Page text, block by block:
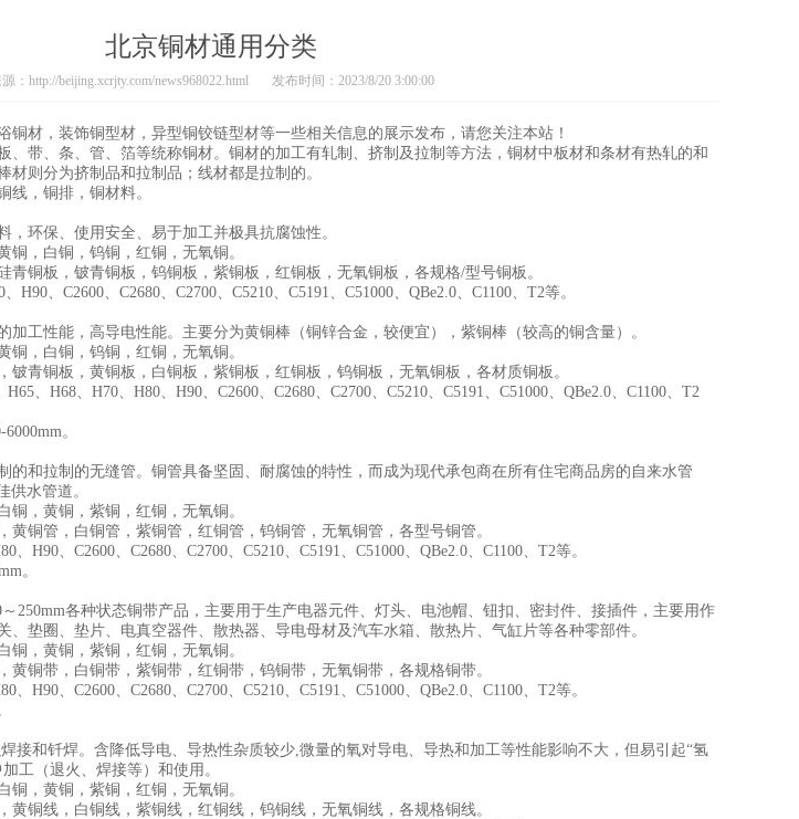
北京铜材通用分类
：http://beijing.xcrjty.com/news968022.html 发布时间：2023/8/20 3:00:00
铜材 ，装饰铜型材，异型铜铰链型材等一些相关信息的展示发布，请您关注本站！
、带、条、管、箔等统称铜材。铜材的加工有轧制、挤制及拉制等方法，铜材中板材和条材有热轧的和
则分为挤制品和拉制品；线材都是拉制的。
线，铜排，铜材料。
环保、使用安全、易于加工并极具抗腐蚀性。
，白铜，钨铜，红铜，无氧铜。
铜板，铍青铜板，钨铜板，紫铜板，红铜板，无氧铜板，各规格/型号铜板。
、C2600、C2680、C2700、C5210、C5191、C51000、QBe2.0、C1100、T2等。
工性能，高导电性能。主要分为黄铜棒（铜锌合金，较便宜），紫铜棒（较高的铜含量）。
，白铜，钨铜，红铜，无氧铜。
青铜板，黄铜板，白铜板，紫铜板，红铜板，钨铜板，无氧铜板，各材质铜板。
、H68、H70、H80、H90、C2600、C2680、C2700、C5210、C5191、C51000、QBe2.0、C1100、T2
。
的和拉制的无缝管。铜管具备坚固、耐腐蚀的特性，而成为现代承包商在所有住宅商品房的自来水管
供水管道。
，黄铜，紫铜，红铜，无氧铜。
铜管，白铜管，紫铜管，红铜管，钨铜管，无氧铜管，各型号铜管。
H90、C2600、C2680、C2700、C5210、C5191、C51000、QBe2.0、C1100、T2等。
。
250mm各种状态铜带产品，主要用于生产电器元件、灯头、电池帽、钮扣、密封件、接插件，主要用作
垫圈、垫片、电真空器件、散热器、导电母材及汽车水箱、散热片、气缸片等各种零部件。
，黄铜，紫铜，红铜，无氧铜。
铜带，白铜带，紫铜带，红铜带，钨铜带，无氧铜带，各规格铜带。
H90、C2600、C2680、C2700、C5210、C5191、C51000、QBe2.0、C1100、T2等。
接和钎焊。含降低导电、导热性杂质较少,微量的氧对导电、导热和加工等性能影响不大，但易引起“氢
工（退火、焊接等）和使用。
，黄铜，紫铜，红铜，无氧铜。
铜线，白铜线，紫铜线，红铜线，钨铜线，无氧铜线，各规格铜线。